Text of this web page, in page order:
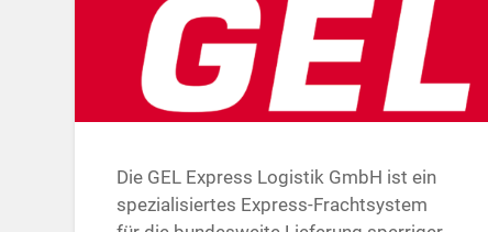
Die GEL Express Logistik GmbH ist ein
spezialisiertes Express-Frachtsystem